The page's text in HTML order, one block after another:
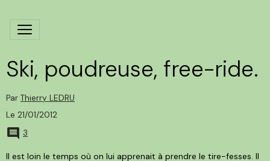
Ski, poudreuse, free-ride.
Par Thierry LEDRU
Le 21/01/2012
3
Il est loin le temps où on lui apprenait à prendre le tire-fesses. Il